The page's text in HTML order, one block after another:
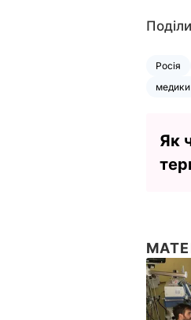
Росія
медики
Як